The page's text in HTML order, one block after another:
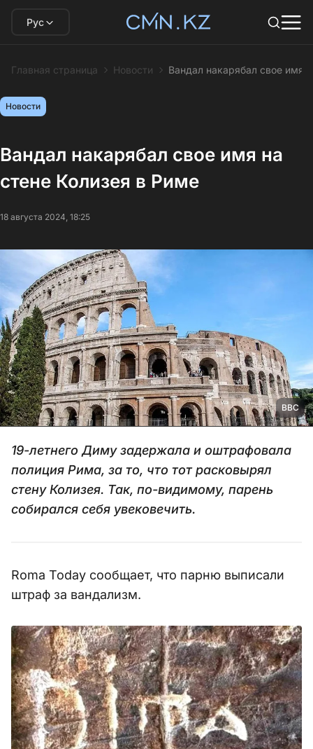
Рус
Главная страница Новости Вандал накарябал свое имя
Новости
Вандал накарябал свое имя на
стене Колизея в Риме
18 августа 2024, 18:25
BBC
19-летнего Диму задержала и оштрафовала
полиция Рима, за то, что тот расковырял
стену Колизея. Так, по-видимому, парень
собирался себя увековечить.
Roma Today сообщает, что парню выписали
штраф за вандализм.